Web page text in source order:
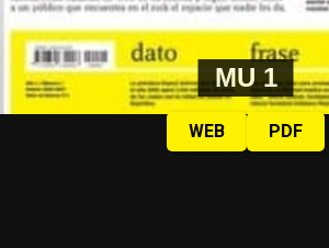
MU 1
WEB PDF